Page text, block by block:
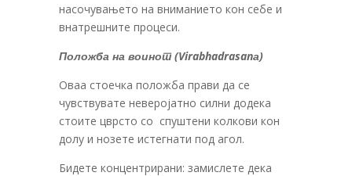
насочувањето на вниманието кон себе и
внатрешните процеси.
Положба на воинот (Virabhadrasanа)
Оваа стоечка положба прави да се
чувствувате неверојатно силни додека
стоите цврсто со спуштени колкови кон
долу и нозете истегнати под агол.
Бидете концентрирани: замислете дека